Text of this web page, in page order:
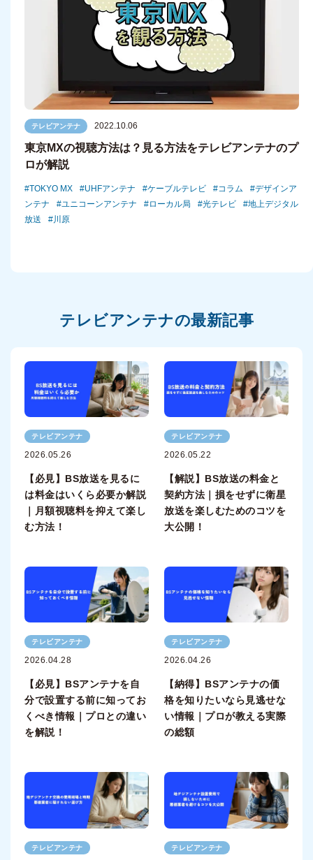
テレビアンテナ 2022.10.06
東京MXの視聴方法は？見る方法をテレビアンテナのプ
ロが解説
TOKYO MX UHFアンテナ ケーブルテレビ コラム
デザインア
ンテナ
ユニコーンアンテナ ローカル局 光テレビ
地上デジタル
放送
川原
テレビアンテナの最新記事
テレビアンテナ
2026.05.26
【必見】BS放送を見るに
は料金はいくら必要か解説
｜月額視聴料を抑えて楽し
む方法！
テレビアンテナ
2026.05.22
【解説】BS放送の料金と
契約方法｜損をせずに衛星
放送を楽しむためのコツを
大公開！
テレビアンテナ
2026.04.28
【必見】BSアンテナを自
分で設置する前に知ってお
くべき情報｜プロとの違い
を解説！
テレビアンテナ
2026.04.26
【納得】BSアンテナの価
格を知りたいなら見逃せな
い情報｜プロが教える実際
の総額
テレビアンテナ テレビアンテナ